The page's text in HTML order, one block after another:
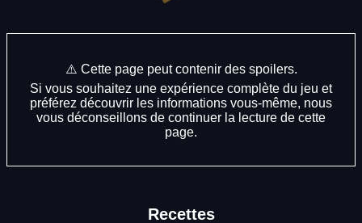
⚠️ Cette page peut contenir des spoilers.
Si vous souhaitez une expérience complète du jeu et
préférez découvrir les informations vous-même, nous
vous déconseillons de continuer la lecture de cette
page.
Recettes